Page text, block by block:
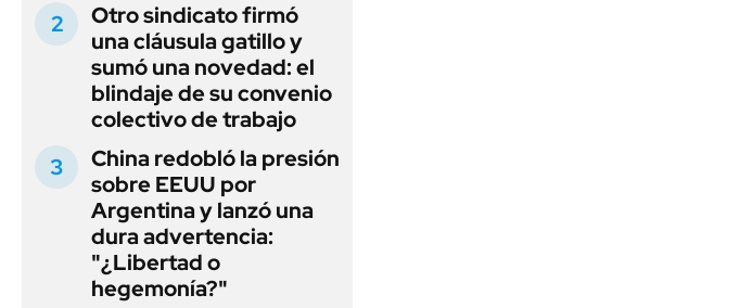
Otro sindicato firmó
una cláusula gatillo y
sumó una novedad: el
blindaje de su convenio
colectivo de trabajo
China redobló la presión
sobre EEUU por
Argentina y lanzó una
dura advertencia:
"¿Libertad o
hegemonía?"